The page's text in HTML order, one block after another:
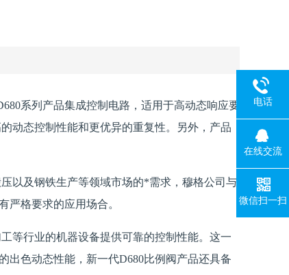
系列产品集成控制电路，适用于高动态响应要
动态控制性能和更优异的重复性。另外，产品
以及钢铁生产等领域市场的*需求，穆格公司与
严格要求的应用场合。
等行业的机器设备提供可靠的控制性能。这一
出色动态性能，新一代D680比例阀产品还具备
电话
在线交流
微信扫一扫